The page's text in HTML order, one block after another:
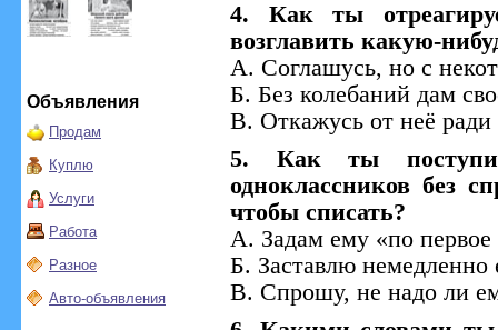
Объявления
Продам
Куплю
Услуги
Работа
Разное
Авто-объявления
4. Как ты
возглавить какую-
А. Соглашусь, но с
Б. Без колебаний дам
В. Откажусь от неё ради
5. Как ты
одноклассников без
чтобы списать?
А. Задам ему «по
Б. Заставлю немедленно
В. Спрошу, не надо ли